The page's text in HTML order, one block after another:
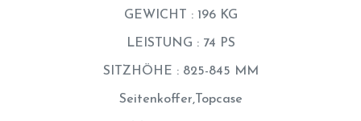
GEWICHT : 196 KG
LEISTUNG : 74 PS
SITZHÖHE : 825-845 MM
Seitenkoffer,Topcase